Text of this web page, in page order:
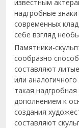
известным
надгробные
современных
себе взгляд
Памятники-
сообразно
составляют
или
такая
дополнением к
создания
составляют